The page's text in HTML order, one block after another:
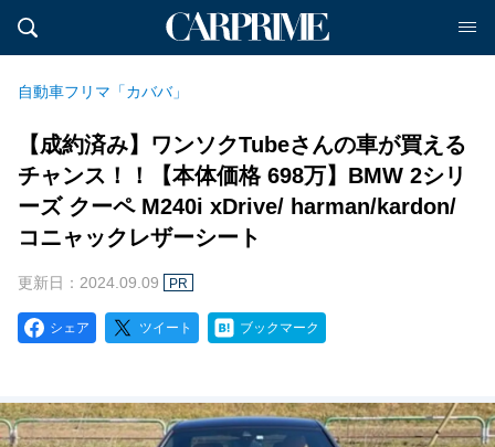
自動車フリマ「カババ」
【成約済み】ワンソクTubeさんの車が買える
チャンス！！【本体価格 698万】BMW 2シリ
ーズ クーペ M240i xDrive/ harman/kardon/
コニャックレザーシート
更新日：2024.09.09 PR
シェア ツイート ブックマーク